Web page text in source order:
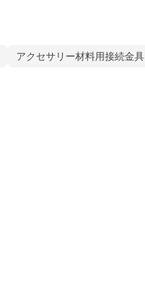
アクセサリー材料用接続金具